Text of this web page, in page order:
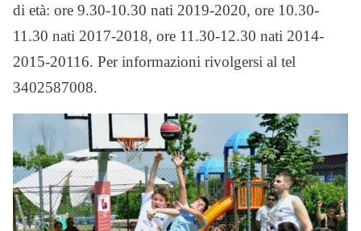
di età: ore 9.30-10.30 nati 2019-2020, ore 10.30-
11.30 nati 2017-2018, ore 11.30-12.30 nati 2014-
2015-20116. Per informazioni rivolgersi al tel
3402587008.